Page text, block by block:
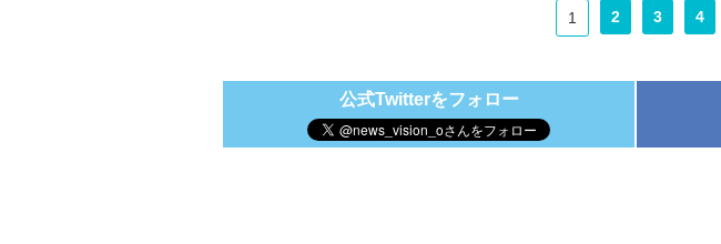
1 2 3 4
公式Twitterをフォロー